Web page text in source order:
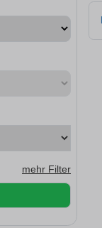
mehr Filter